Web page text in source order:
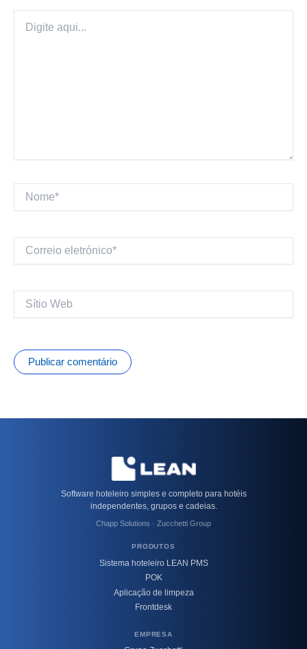
aqui...
eletrónico*
Web
Software hoteleiro simples e completo para hotéis
independentes, grupos e cadeias.
Chapp Solutions · Zucchetti Group
PRODUTOS
Sistema hoteleiro LEAN PMS
POK
Aplicação de limpeza
Frontdesk
EMPRESA